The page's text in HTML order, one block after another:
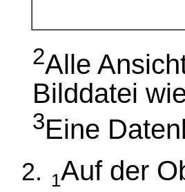
2Alle
Bilddatei
3Eine
1Auf der